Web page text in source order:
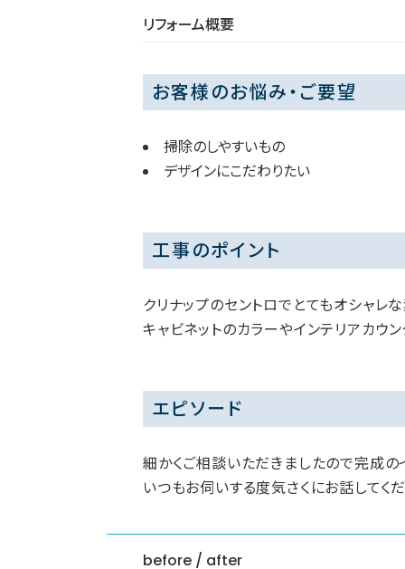
リフォーム概要
お客様のお悩み・ご要望
掃除のしやすいもの
デザインにこだわりたい
工事のポイント
クリナップのセントロでとてもオシャレ
キャビネットのカラーやインテリアカウ
エピソード
細かくご相談いただきましたので完成
いつもお伺いする度気さくにお話してく
before / after